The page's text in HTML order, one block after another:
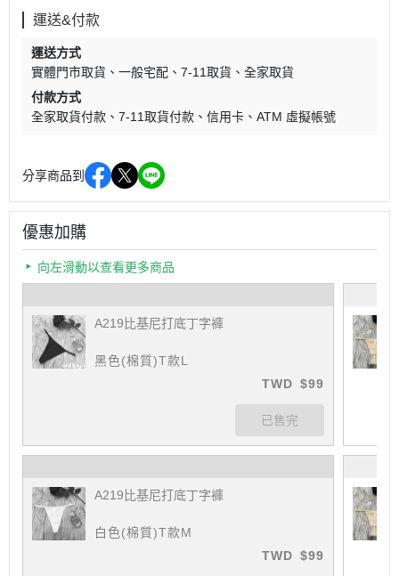
運送&付款
運送方式
實體門市取貨
一般宅配 7-11取貨
全家取貨
付款方式
全家取貨付款
7-11取貨付款 信用卡 ATM 虛擬帳號
分享商品到
優惠加購
向左滑動以查看更多商品
A219比基尼打底丁字褲
黑色(棉質)T款L
TWD $99
A219比基尼打底丁字褲
白色(棉質)T款M
TWD $99